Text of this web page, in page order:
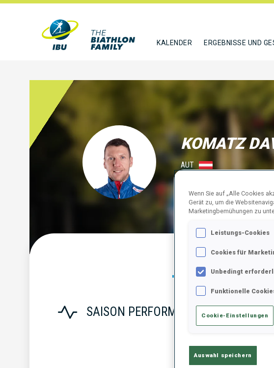
KALENDER ERGEBNISSE UND
KOMATZ
AUT
SAISON PERFORMANCE
Wenn Sie auf „Alle Cookies
Gerät zu, um die
Marketingbemühungen zu
Leistungs-Cookies
Cookies für
Unbedingt
Funktionelle
Cookie-Einstellungen
Auswahl speichern